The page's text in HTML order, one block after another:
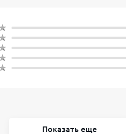
Показать еще